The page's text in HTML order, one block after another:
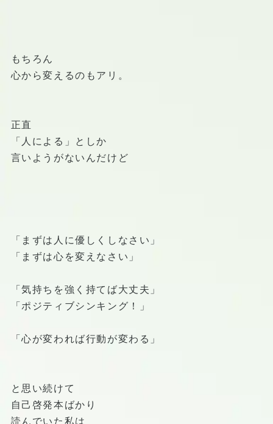
もちろん
心から変えるのもアリ。
正直
「人による」としか
言いようがないんだけど
「まずは人に優しくしなさい」
「まずは心を変えなさい」
「気持ちを強く持てば大丈夫」
「ポジティブシンキング！」
「心が変われば行動が変わる」
と思い続けて
自己啓発本ばかり
読んでいた私は